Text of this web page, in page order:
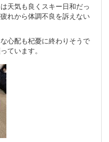
天気も良くスキー日和だっ
れから体調不良を訴えない
心配も杞憂に終わりそうで
ています。